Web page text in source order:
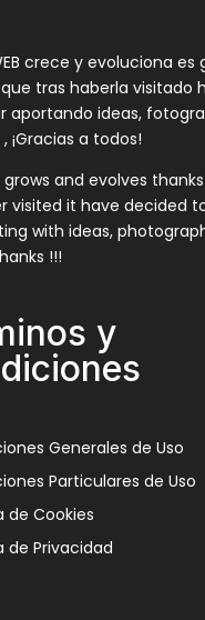
crece y evoluciona es
tras haberla visitado
aportando ideas,
¡Gracias a todos!
grows and evolves
visited it have decided
with ideas,
!!!
y
Generales de Uso
Particulares de Uso
de Cookies
de Privacidad